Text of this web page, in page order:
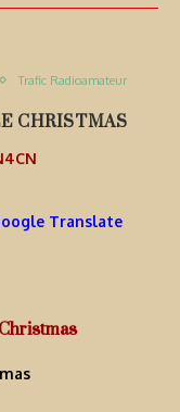
Trafic Radioamateur
CHRISTMAS
Translate